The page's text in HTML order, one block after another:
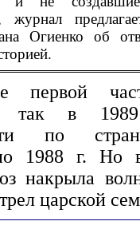
журнал
Огиенко об
первой
так в
по
1988 г.
накрыла
царской